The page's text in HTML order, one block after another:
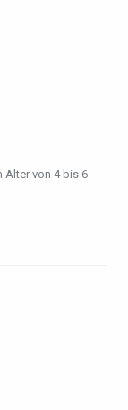
Alter von 4 bis 6